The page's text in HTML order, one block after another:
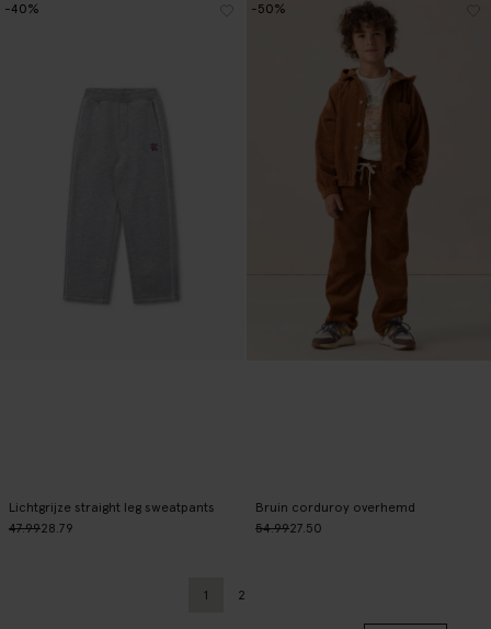
Lichtgrijze straight leg sweatpants
47.9928.79
-40%
Bruin corduroy overhemd
54.9927.50
-50%
Huidige pagina
1
Vorige
2